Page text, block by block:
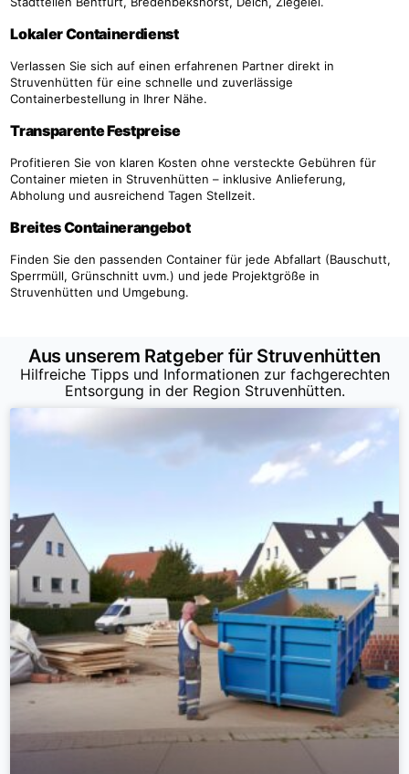
Lokaler Containerdienst
Verlassen Sie sich auf einen erfahrenen Partner direkt in
Struvenhütten für eine schnelle und zuverlässige
Containerbestellung in Ihrer Nähe.
Transparente Festpreise
Profitieren Sie von klaren Kosten ohne versteckte Gebühren für
Container mieten in Struvenhütten – inklusive Anlieferung,
Abholung und ausreichend Tagen Stellzeit.
Breites Containerangebot
Finden Sie den passenden Container für jede Abfallart (Bauschutt,
Sperrmüll, Grünschnitt uvm.) und jede Projektgröße in
Struvenhütten und Umgebung.
Aus unserem Ratgeber für Struvenhütten
Hilfreiche Tipps und Informationen zur fachgerechten
Entsorgung in der Region Struvenhütten.